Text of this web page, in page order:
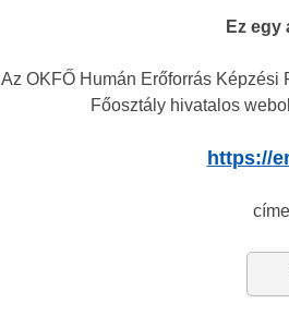
Ez egy
Az OKFŐ Humán Erőforrás Képzési
Főosztály hivatalos
https://